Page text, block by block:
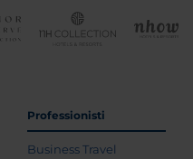
Professionisti
Business Travel